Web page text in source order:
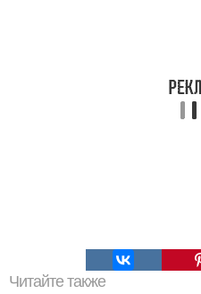
Читайте также